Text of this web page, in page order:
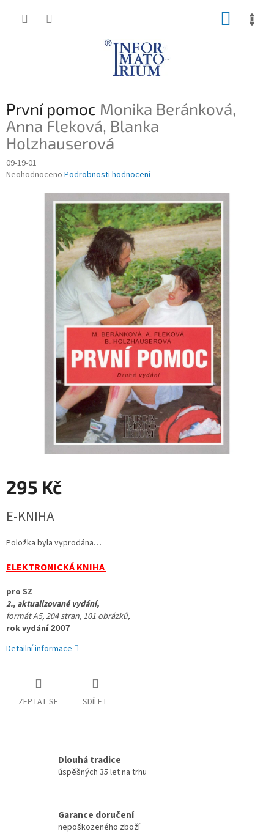
První pomoc Monika Beránková,
Anna Fleková, Blanka
Holzhauserová
09-19-01
Průměrné
Neohodnoceno Podrobnosti hodnocení
295 Kč
cena:
E-KNIHA
Položka byla vyprodána…
ELEKTRONICKÁ KNIHA
pro SZ
2., aktualizované vydání,
formát A5, 204 stran, 101 obrázků,
rok vydání 2007
Detailní informace
ZEPTAT SE SDÍLET
Dlouhá tradice
úspěšných 35 let na trhu
Garance doručení
nepoškozeného zboží